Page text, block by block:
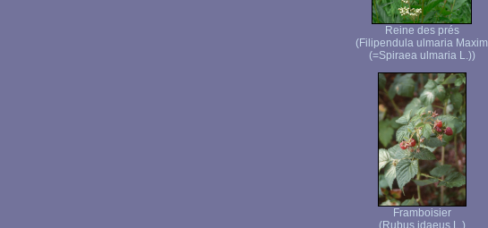
Reine des prés
(Filipendula ulmaria Maxim
(=Spiraea ulmaria L.))
Framboisier
(Rubus idaeus L.)